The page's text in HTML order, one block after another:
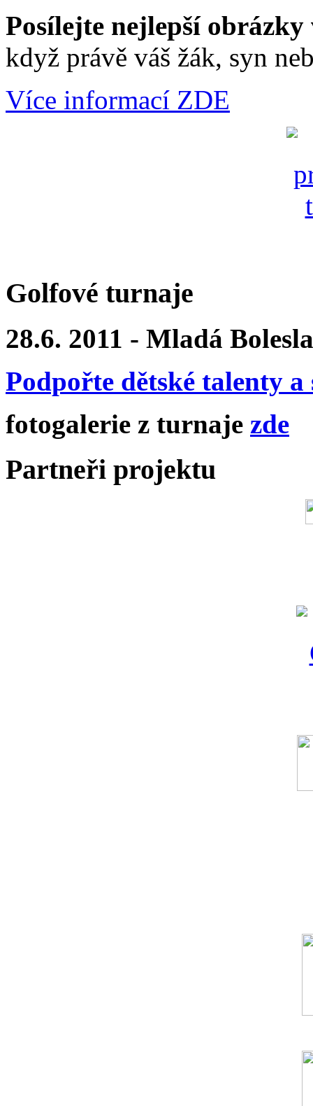
Posílejte nejlepší obrázky
když právě váš žák, syn
Více informací ZDE
Golfové turnaje
28.6. 2011 - Mladá
Podpořte dětské talenty
fotogalerie z turnaje zde
Partneři projektu